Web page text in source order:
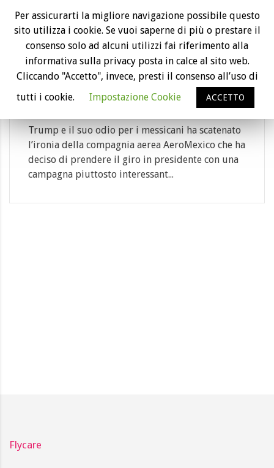
24
Gen
L’ironia di AeroMexico e biglietti aerei
scontati per gli americani con DNA
messicano
Category: aeroporto, biglietto aereo, compa...
Trump e il suo odio per i messicani ha scatenato
l’ironia della compagnia aerea AeroMexico che ha
deciso di prendere il giro in presidente con una
campagna piuttosto interessant...
Flycare
Per assicurarti la migliore navigazione possibile questo
sito utilizza i cookie. Se vuoi saperne di più o prestare il
consenso solo ad alcuni utilizzi fai riferimento alla
informativa sulla privacy posta in calce al sito web.
Cliccando "Accetto", invece, presti il consenso all’uso di
tutti i cookie.
Impostazione Cookie ACCETTO